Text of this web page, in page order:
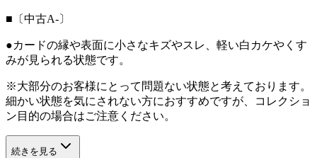
■〔中古A-〕
●カードの縁や表面に小さなキズやスレ、軽い白カケやくす
みが見られる状態です。
※大部分のお客様にとって問題ない状態と考えております。
細かい状態を気にされない方におすすめですが、コレクショ
ン目的の場合はご注意ください。
続きを見る